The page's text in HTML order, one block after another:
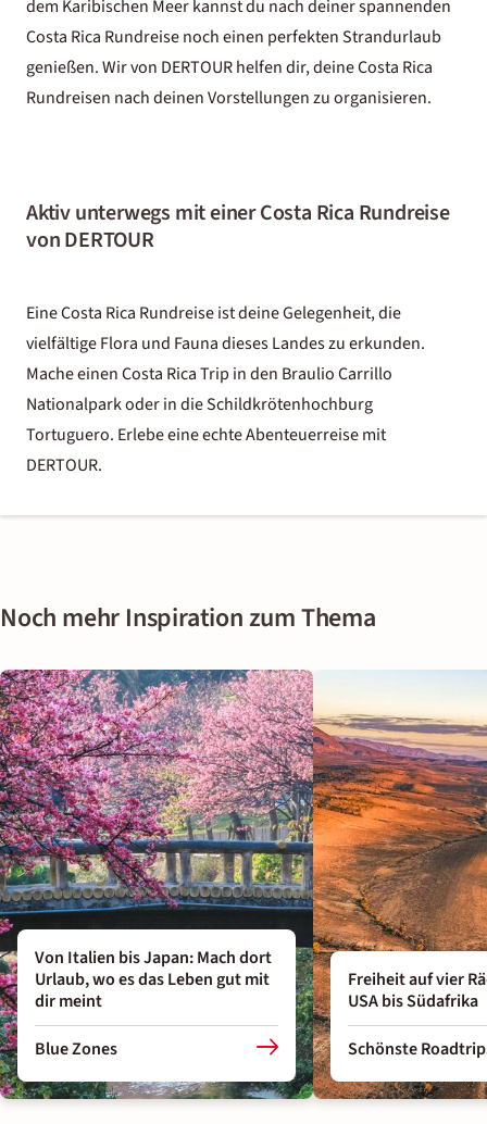
dem Karibischen Meer kannst du nach deiner spannenden
Costa Rica Rundreise noch einen perfekten Strandurlaub
genießen. Wir von DERTOUR helfen dir, deine Costa Rica
Rundreisen nach deinen Vorstellungen zu organisieren.
Aktiv unterwegs mit einer Costa Rica Rundreise
von DERTOUR
Eine Costa Rica Rundreise ist deine Gelegenheit, die
vielfältige Flora und Fauna dieses Landes zu erkunden.
Mache einen Costa Rica Trip in den Braulio Carrillo
Nationalpark oder in die Schildkrötenhochburg
Tortuguero. Erlebe eine echte Abenteuerreise mit
DERTOUR.
Noch mehr Inspiration zum Thema
Von Italien bis Japan: Mach dort
Urlaub, wo es das Leben gut mit
dir meint
Blue Zones
Freiheit auf vier
USA bis Südafrika
Schönste